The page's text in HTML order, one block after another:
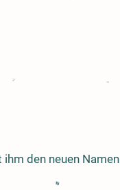
den neuen Namen